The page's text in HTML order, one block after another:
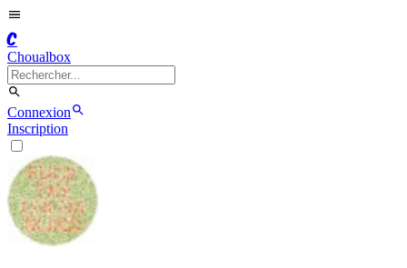
C
Choualbox
Connexion
Inscription